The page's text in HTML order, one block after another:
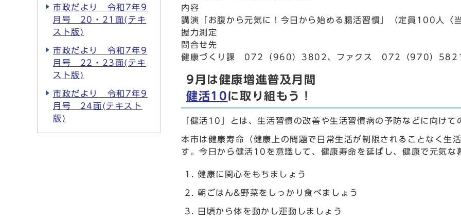
内容
講演「お腹から元気に！今日から始める腸活習慣」（定員100人〈
握力測定
問合せ先
健康づくり課 072（960）3802、ファクス 072（970）5821
9月は健康増進普及月間
健活10に取り組もう！
「健活10」とは、生活習慣の改善や生活習慣病の予防などに向け
本市は健康寿命（健康上の問題で日常生活が制限されることなく生
す。今日から健活10を意識して、健康寿命を延ばし、健康で元気な
健康に関心をもちましょう
朝ごはん&野菜をしっかり食べましょう
日頃から体を動かし運動しましょう
市政だより 令和7年9
月号 20・21面(テキ
スト版)
市政だより 令和7年9
月号 22・23面(テキ
スト版)
市政だより 令和7年9
月号 24面(テキスト
版)